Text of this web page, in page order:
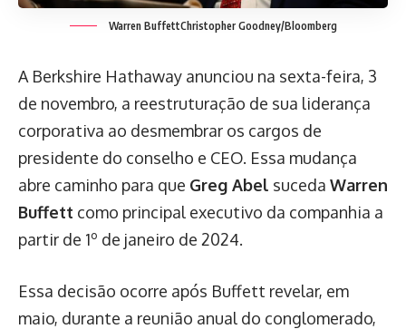
Warren BuffettChristopher Goodney/Bloomberg
A Berkshire Hathaway anunciou na sexta-feira, 3
de novembro, a reestruturação de sua liderança
corporativa ao desmembrar os cargos de
presidente do conselho e CEO. Essa mudança
abre caminho para que Greg Abel suceda Warren
Buffett como principal executivo da companhia a
partir de 1º de janeiro de 2024.
Essa decisão ocorre após Buffett revelar, em
maio, durante a reunião anual do conglomerado,